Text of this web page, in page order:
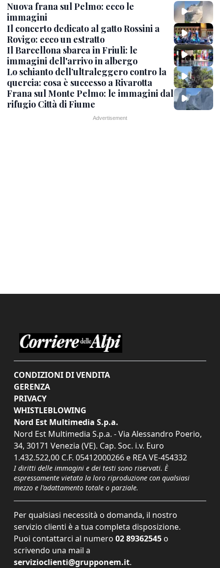
Nuova frana sul Pelmo: ecco le
immagini
Il concerto dedicato al gatto Rossini a
Rovigo: ecco un estratto
Il Barcellona sbarca in Friuli: le
immagini dell'arrivo in albergo
Lo schianto dell’ultraleggero contro la
quercia: cosa è successo a Rivarotta
Frana sul Monte Pelmo: le immagini dal
rifugio Città di Fiume
CONDIZIONI DI VENDITA
GERENZA
PRIVACY
WHISTLEBLOWING
Nord Est Multimedia S.p.a.
Nord Est Multimedia S.p.a. - Via Alessandro Poerio,
34, 30171 Venezia (VE). Cap. Soc. i.v. Euro
1.432.522,00 C.F. 05412000266 e REA VE-454332
I diritti delle immagini e dei testi sono riservati. È
espressamente vietata la loro riproduzione con qualsiasi
mezzo e l'adattamento totale o parziale.
Per qualsiasi necessità o domanda, il nostro
servizio clienti è a tua completa disposizione.
Puoi contattarci al numero 02 89362545 o
scrivendo una mail a
servizioclienti@grupponem.it.